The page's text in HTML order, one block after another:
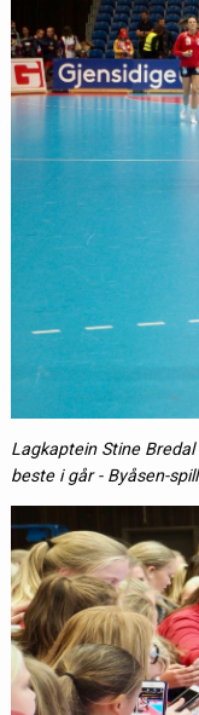
Lagkaptein Stine
beste i går - Byåsen-